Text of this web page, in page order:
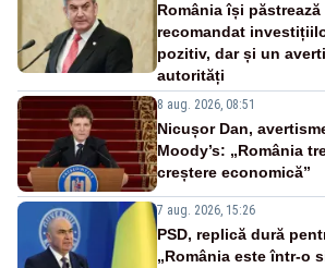
România își
recomandat
pozitiv, dar și un
autorități
8 aug. 2026, 08:51
Nicușor Dan,
Moody’s: „România
creștere economică”
7 aug. 2026, 15:26
PSD, replică dură
„România este într-o